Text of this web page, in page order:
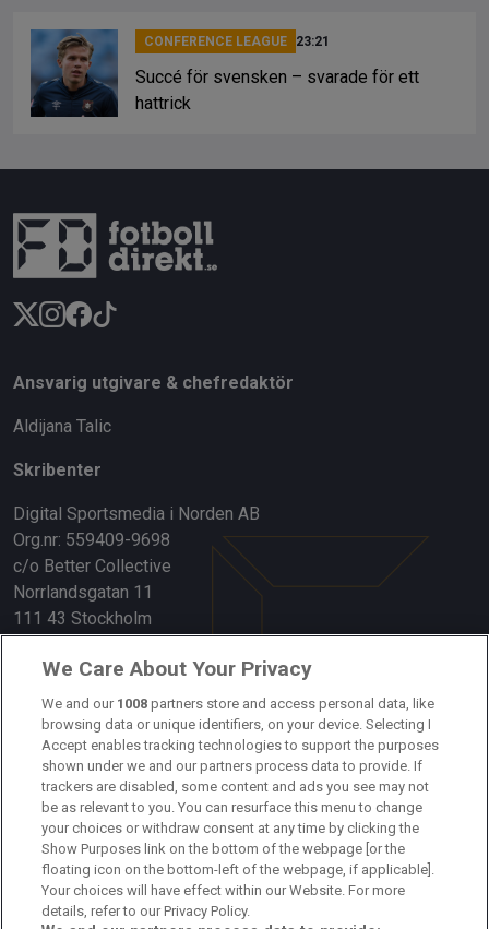
CONFERENCE LEAGUE 23:21
Succé för svensken – svarade för ett
hattrick
Ansvarig utgivare & chefredaktör
Aldijana Talic
Skribenter
Digital Sportsmedia i Norden AB
Org.nr: 559409-9698
c/o Better Collective
Norrlandsgatan 11
111 43 Stockholm
Länkar
Om oss
Kontakta oss
Kundtjänst
Sponsor: Rekatochklart
Annonsera på Fotbolldirekt
Redaktionell policy
We Care About Your Privacy
We and our 1008 partners store and access personal data, like
browsing data or unique identifiers, on your device. Selecting I
Accept enables tracking technologies to support the purposes
shown under we and our partners process data to provide. If
trackers are disabled, some content and ads you see may not
be as relevant to you. You can resurface this menu to change
your choices or withdraw consent at any time by clicking the
Show Purposes link on the bottom of the webpage [or the
floating icon on the bottom-left of the webpage, if applicable].
Your choices will have effect within our Website. For more
details, refer to our Privacy Policy.